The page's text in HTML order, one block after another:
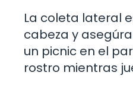
La coleta lateral
cabeza y
un picnic en el
rostro mientras